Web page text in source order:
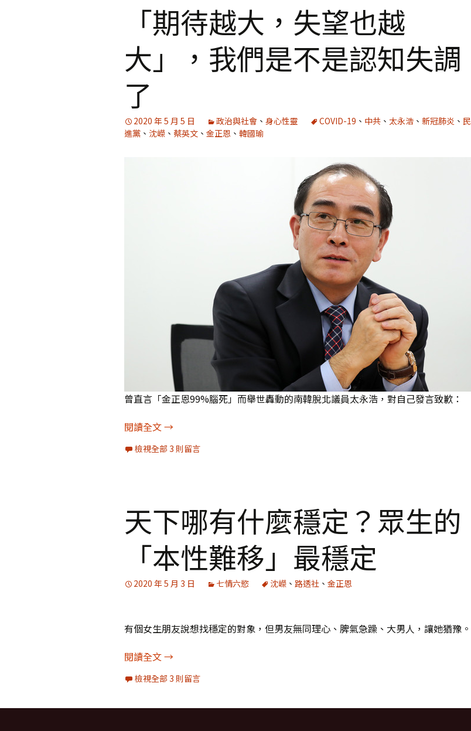
「期待越大，失望也越
大」，我們是不是認知失調
了
2020 年 5 月 5 日 政治與社會 、 身心性靈 COVID-19 、 中共 、 太永浩 、 新冠肺炎 、 民
進黨 、 沈嶸 、 蔡英文 、 金正恩 、 韓國瑜
曾直言「金正恩99%腦死」而舉世轟動的南韓脫北議員太永浩，對自己發言致歉：
閱讀全文「期待越大，失望也越大」，我們是不是認知失調了
→
檢視全部 3 則留言
天下哪有什麼穩定？眾生的
「本性難移」最穩定
2020 年 5 月 3 日 七情六慾 沈嶸 、 路透社 、 金正恩
有個女生朋友說想找穩定的對象，但男友無同理心、脾氣急躁、大男人，讓她猶豫。
閱讀全文天下哪有什麼穩定？眾生的「本性難移」最穩定
→
檢視全部 3 則留言